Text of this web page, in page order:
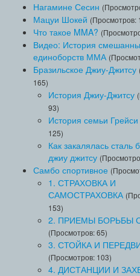
Нагамине Сесин
Мацуи Шокей (Просмотров:
Что такое MMA?
Видео: История
единоборств ММА
Бразильское Джиу-Джитсу
165)
История Джиу-Джитсу
93)
История семьи Грейси
125)
Как закалялась сталь
джиу джитсу
Самбо спортивное
1. СТРАХОВКА И
САМОСТРАХОВКА
153)
2. ПРИЕМЫ БОРЬБЫ
(Просмотров: 65)
3. СТОЙКА И
(Просмотров: 103)
4. ДИСТАНЦИИ И